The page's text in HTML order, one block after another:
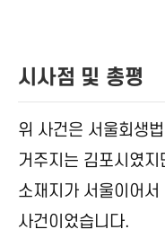
시사점 및 총평
위 사건은 서울회생
거주지는 김포시였
소재지가 서울이어
사건이었습니다.